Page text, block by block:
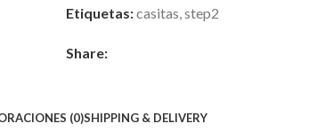
Etiquetas:casitas,step2
Share:
(0)SHIPPING & DELIVERY